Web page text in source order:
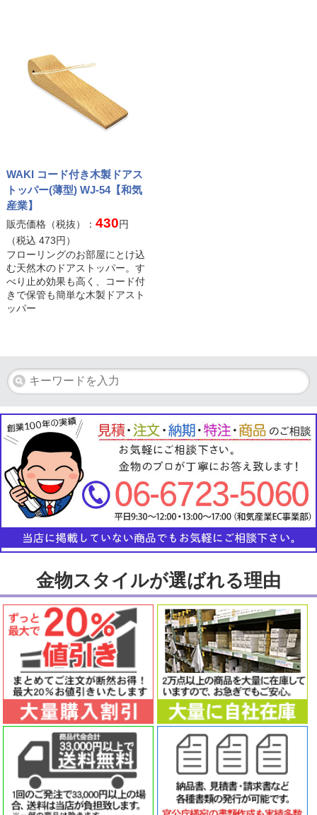
WAKI コード付き木製ドアス
トッパー(薄型) WJ-54【和気
産業】
販売価格（税抜）： 430円
（税込 473円）
フローリングのお部屋にとけ込
む天然木のドアストッパー。す
べり止め効果も高く、コード付
きで保管も簡単な木製ドアスト
ッパー
金物スタイルが選ばれる理由